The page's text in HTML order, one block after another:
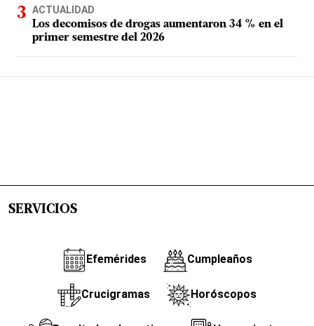
ACTUALIDAD
Los decomisos de drogas aumentaron 34 % en el
primer semestre del 2026
SERVICIOS
Efemérides Cumpleaños
Crucigramas Horóscopos